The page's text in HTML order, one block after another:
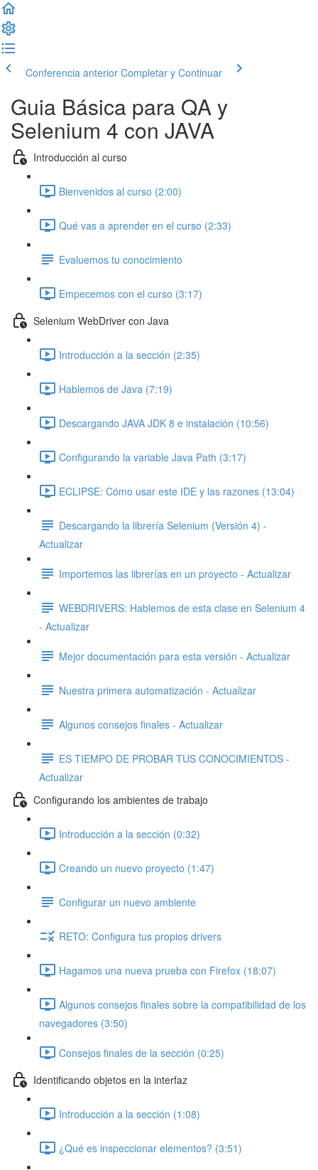
Conferencia anterior Completar y Continuar
Guia Básica para QA y
Selenium 4 con JAVA
Introducción al curso
Bienvenidos al curso (2:00)
Qué vas a aprender en el curso (2:33)
Evaluemos tu conocimiento
Empecemos con el curso (3:17)
Selenium WebDriver con Java
Introducción a la sección (2:35)
Hablemos de Java (7:19)
Descargando JAVA JDK 8 e instalación (10:56)
Configurando la variable Java Path (3:17)
ECLIPSE: Cómo usar este IDE y las razones (13:04)
Descargando la librería Selenium (Versión 4) -
Actualizar
Importemos las librerías en un proyecto - Actualizar
WEBDRIVERS: Hablemos de esta clase en Selenium 4
- Actualizar
Mejor documentación para esta versión - Actualizar
Nuestra primera automatización - Actualizar
Algunos consejos finales - Actualizar
ES TIEMPO DE PROBAR TUS CONOCIMIENTOS -
Actualizar
Configurando los ambientes de trabajo
Introducción a la sección (0:32)
Creando un nuevo proyecto (1:47)
Configurar un nuevo ambiente
RETO: Configura tus propios drivers
Hagamos una nueva prueba con Firefox (18:07)
Algunos consejos finales sobre la compatibilidad de los
navegadores (3:50)
Consejos finales de la sección (0:25)
Identificando objetos en la interfaz
Introducción a la sección (1:08)
¿Qué es inspeccionar elementos? (3:51)